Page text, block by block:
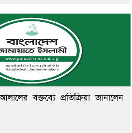
বক্তব্যে প্রতিক্রিয়া জানালেন